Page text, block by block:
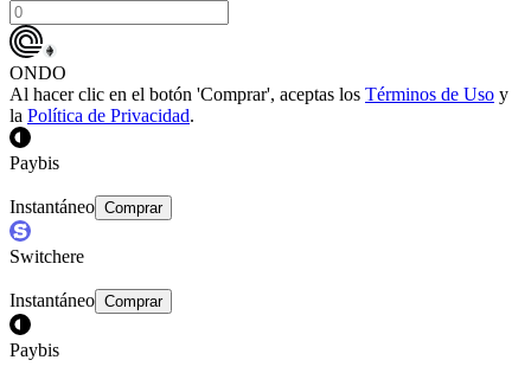
ONDO
Al hacer clic en el botón 'Comprar', aceptas los Términos de Uso y
la Política de Privacidad.
Paybis
Instantáneo Comprar
Switchere
Instantáneo Comprar
Paybis